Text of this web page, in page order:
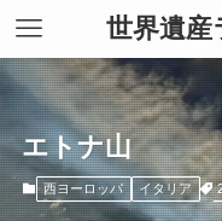
世界遺
エトナ山
西ヨーロッパ イタリア